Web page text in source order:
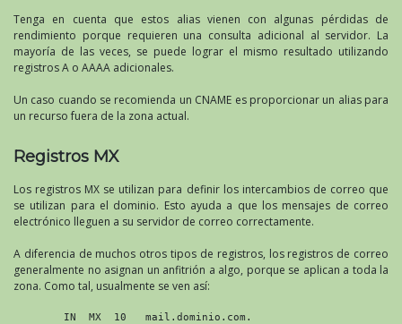
Tenga en cuenta que estos alias vienen con algunas pérdidas de
rendimiento porque requieren una consulta adicional al servidor. La
mayoría de las veces, se puede lograr el mismo resultado utilizando
registros A o AAAA adicionales.
Un caso cuando se recomienda un CNAME es proporcionar un alias para
un recurso fuera de la zona actual.
Registros MX
Los registros MX se utilizan para definir los intercambios de correo que
se utilizan para el dominio. Esto ayuda a que los mensajes de correo
electrónico lleguen a su servidor de correo correctamente.
A diferencia de muchos otros tipos de registros, los registros de correo
generalmente no asignan un anfitrión a algo, porque se aplican a toda la
zona. Como tal, usualmente se ven así:
IN  MX  10   mail.dominio.com.